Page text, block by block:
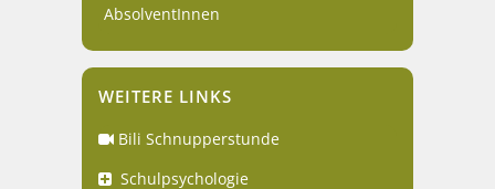
AbsolventInnen
WEITERE LINKS
Bili Schnupperstunde
Schulpsychologie